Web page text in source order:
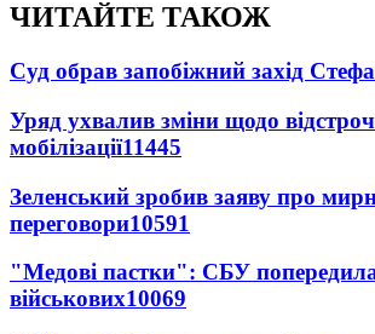
ЧИТАЙТЕ ТАКОЖ
Суд обрав запобіжний захід
Уряд ухвалив зміни щодо
мобілізації11445
Зеленський зробив заяву про
переговори10591
"Медові пастки": СБУ
військових10069